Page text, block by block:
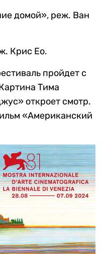
домой», реж. Ван
Крис Ео.
пройдет с
Тима
откроет смотр.
«Американский